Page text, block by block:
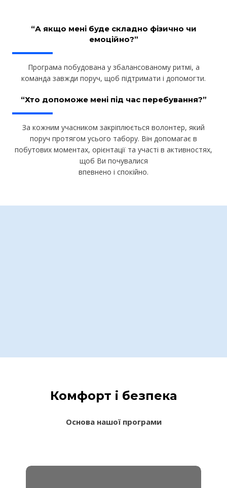
“А якщо мені буде складно фізично чи
емоційно?”
Програма побудована у збалансованому ритмі, а
команда завжди поруч, щоб підтримати і допомогти.
“Хто допоможе мені під час перебування?”
За кожним учасником закріплюється волонтер, який
поруч протягом усього табору. Він допомагає в
побутових моментах, орієнтації та участі в активностях,
щоб Ви почувалися
впевнено і спокійно.
Комфорт і безпека
Основа нашої програми